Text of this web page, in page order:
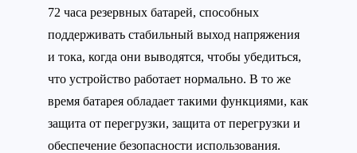
72 часа резервных батарей, способных
поддерживать стабильный выход напряжения
и тока, когда они выводятся, чтобы убедиться,
что устройство работает нормально. В то же
время батарея обладает такими функциями, как
защита от перегрузки, защита от перегрузки и
обеспечение безопасности использования.